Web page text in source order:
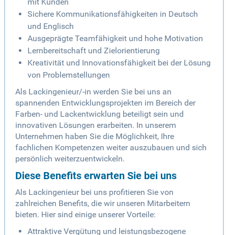
mit Kunden
Sichere Kommunikationsfähigkeiten in Deutsch
und Englisch
Ausgeprägte Teamfähigkeit und hohe Motivation
Lernbereitschaft und Zielorientierung
Kreativität und Innovationsfähigkeit bei der Lösung
von Problemstellungen
Als Lackingenieur/-in werden Sie bei uns an
spannenden Entwicklungsprojekten im Bereich der
Farben- und Lackentwicklung beteiligt sein und
innovativen Lösungen erarbeiten. In unserem
Unternehmen haben Sie die Möglichkeit, Ihre
fachlichen Kompetenzen weiter auszubauen und sich
persönlich weiterzuentwickeln.
Diese Benefits erwarten Sie bei uns
Als Lackingenieur bei uns profitieren Sie von
zahlreichen Benefits, die wir unseren Mitarbeitern
bieten. Hier sind einige unserer Vorteile:
Attraktive Vergütung und leistungsbezogene